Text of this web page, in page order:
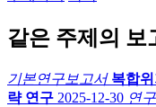
같은 주제의 보
기본연구보고서 복합
략 연구 2025-12-30 연